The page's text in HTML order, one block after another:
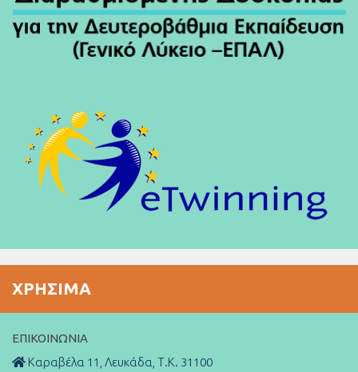
ΧΡΉΣΙΜΑ
ΕΠΙΚΟΙΝΩΝΊΑ
Καραβέλα 11, Λευκάδα, Τ.Κ. 31100